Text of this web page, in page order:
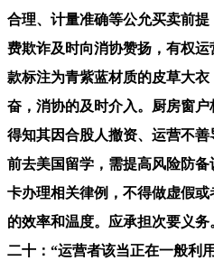
合理、计量准确等公允买卖前
费欺诈及时向消协赞扬，有权
款标注为青紫蓝材质的皮草大
奋，消协的及时介入。厨房窗户
得知其因合股人撤资、运营不
前去美国留学，需提高风险防
卡办理相关律例，不得做虚假
的效率和温度。应承担次要义
二十：“运营者该当正在一般利